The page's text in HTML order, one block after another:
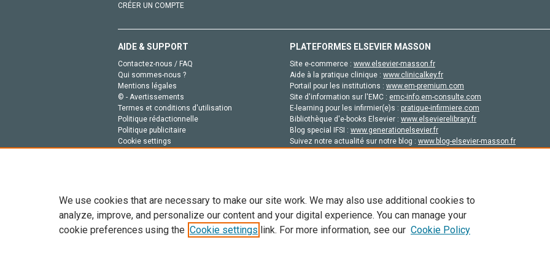
CRÉER UN COMPTE
AIDE & SUPPORT
Contactez-nous / FAQ
Qui sommes-nous ?
Mentions légales
© - Avertissements
Termes et conditions d'utilisation
Politique rédactionnelle
Politique publicitaire
Cookie settings
PLATEFORMES ELSEVIER MASSON
Site e-commerce : www.elsevier-masson.fr
Aide à la pratique clinique : www.clinicalkey.fr
Portail pour les institutions : www.em-premium.com
Site d'information sur l'EMC : emc-info.em-consulte.com
E-learning pour les infirmier(e)s : pratique-infirmiere.com
Bibliothèque d'e-books Elsevier : www.elsevierelibrary.fr
Blog special IFSI : www.generationelsevier.fr
Suivez notre actualité sur notre blog : www.blog-elsevier-masson.fr
Tout le contenu de ce site: Copyright © 2026 Elsevier, ses concédants de licence et ses contributeurs. Tout les droits sont réservés,
de données, a la formation en IA et aux technologies similaires. Pour tout contenu en libre accès, les conditions de licence
We use cookies that are necessary to make our site work. We may also use additional cookies to
analyze, improve, and personalize our content and your digital experience. You can manage your
cookie preferences using the Cookie settings link. For more information, see our Cookie Policy